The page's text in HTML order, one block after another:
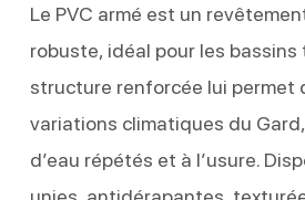
Le PVC armé est un
robuste, idéal pour les bassins
structure renforcée lui permet
variations climatiques du
d’eau répétés et à l’usure.